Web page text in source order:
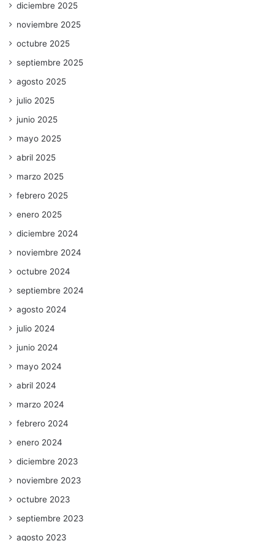
diciembre 2025
noviembre 2025
octubre 2025
septiembre 2025
agosto 2025
julio 2025
junio 2025
mayo 2025
abril 2025
marzo 2025
febrero 2025
enero 2025
diciembre 2024
noviembre 2024
octubre 2024
septiembre 2024
agosto 2024
julio 2024
junio 2024
mayo 2024
abril 2024
marzo 2024
febrero 2024
enero 2024
diciembre 2023
noviembre 2023
octubre 2023
septiembre 2023
agosto 2023